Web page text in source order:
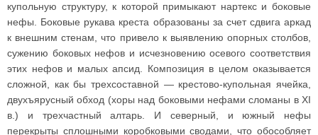
купольную структуру, к которой примыкают нартекс и боковые
нефы. Боковые рукава креста образованы за счет сдвига аркад
к внешним стенам, что привело к выявлению опорных столбов,
сужению боковых нефов и исчезновению осевого соответствия
этих нефов и малых апсид. Композиция в целом оказывается
сложной, как бы трехсоставной — крестово-купольная ячейка,
двухъярусный обход (хоры над боковыми нефами сломаны в XI
в.) и трехчастный алтарь. И северный, и южный нефы
перекрыты сплошными коробковыми сводами, что обособляет